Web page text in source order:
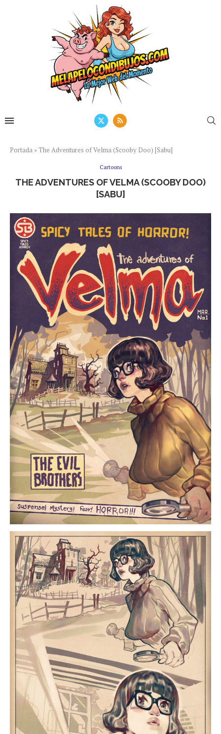
Portada »The Adventures of Velma (Scooby Doo) [Sabu]
Cartoons
THE ADVENTURES OF VELMA (SCOOBY DOO)
[SABU]